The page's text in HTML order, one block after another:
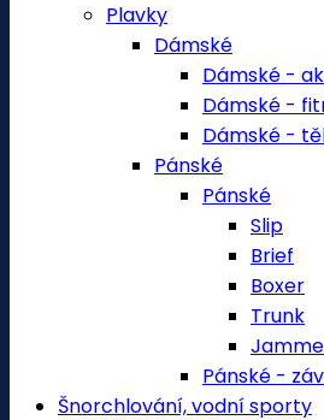
Plavky
Dámské
Dámské -
Dámské -
Dámské -
Pánské
Pánské
Slip
Brief
Boxer
Trunk
Pánské -
Šnorchlování, vodní sporty